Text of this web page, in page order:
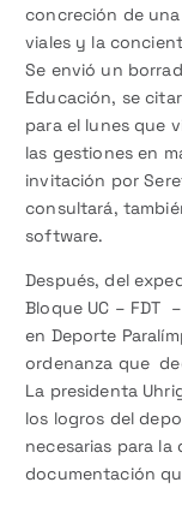
concreción de
viales y la
Se envió un
Educación, se
para el lunes que
las gestiones en
invitación por
consultará,
software.
Después, del
Bloque UC – FDT
en Deporte
ordenanza que
La presidenta
los logros del
necesarias para la
documentación